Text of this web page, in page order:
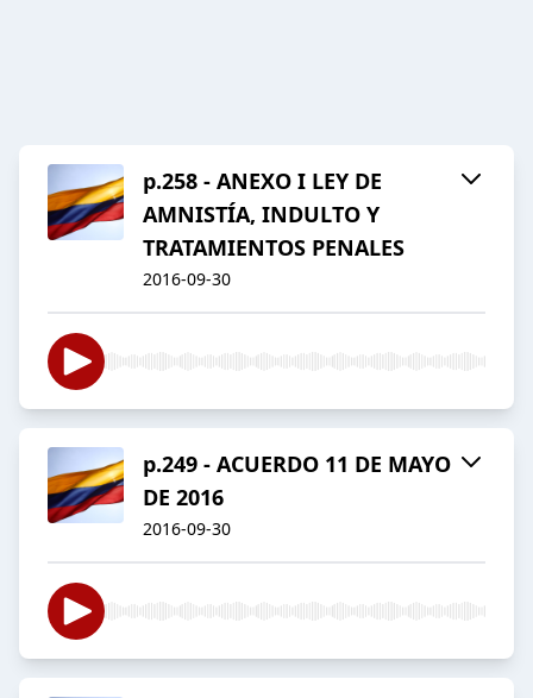
p.258 - ANEXO I LEY DE
AMNISTÍA, INDULTO Y
TRATAMIENTOS PENALES
2016-09-30
p.249 - ACUERDO 11 DE MAYO
DE 2016
2016-09-30